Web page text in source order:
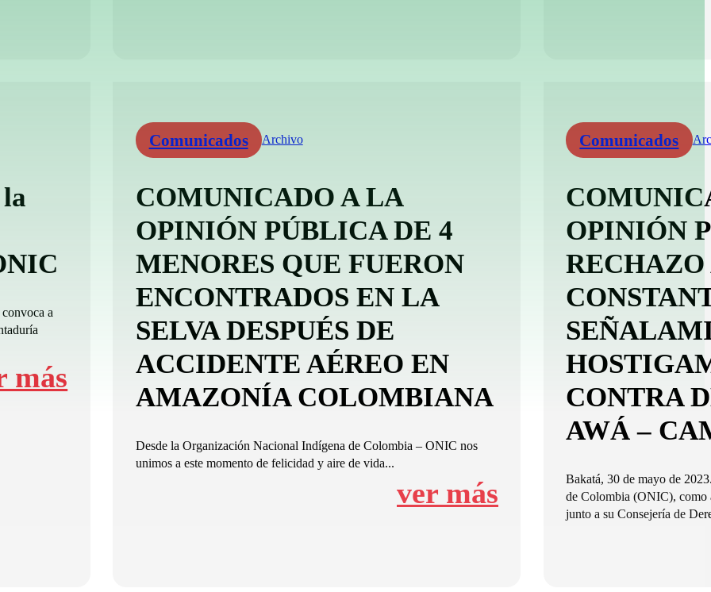
a
más
Comunicados Archivo
COMUNICADO A LA
OPINIÓN PÚBLICA DE 4
MENORES QUE FUERON
ENCONTRADOS EN LA
SELVA DESPUÉS DE
ACCIDENTE AÉREO EN
AMAZONÍA COLOMBIANA
Desde la Organización Nacional Indígena de Colombia – ONIC nos
unimos a este momento de felicidad y aire de vida...
ver más
Comunicados
OPINIÓN
RECHAZO
CONTRA
AWÁ –
Bakatá, 30 de mayo de
de Colombia (ONIC), como
junto a su Consejería de